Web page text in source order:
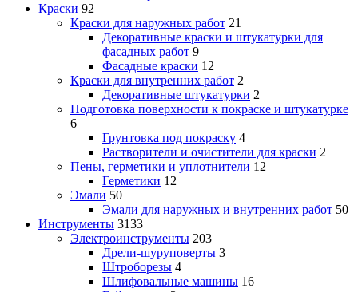
Краски 92
Краски для наружных работ 21
Декоративные краски и штукатурки для
фасадных работ 9
Фасадные краски 12
Краски для внутренних работ 2
Декоративные штукатурки 2
Подготовка поверхности к покраске и штукатурке
6
Грунтовка под покраску 4
Растворители и очистители для краски 2
Пены, герметики и уплотнители 12
Герметики 12
Эмали 50
Эмали для наружных и внутренних работ 50
Инструменты 3133
Электроинструменты 203
Дрели-шуруповерты 3
Штроборезы 4
Шлифовальные машины 16